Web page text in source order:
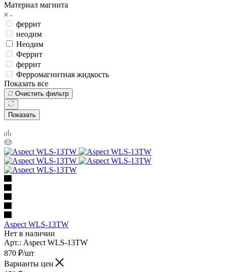
Материал магнита
феррит
неодим
Неодим
Феррит
феррит
Ферромагнитная жидкость
Показать все
Очистить фильтр
Показать
Aspect WLS-13TW
Нет в наличии
Арт.: Aspect WLS-13TW
870 ₽/шт
Варианты цен